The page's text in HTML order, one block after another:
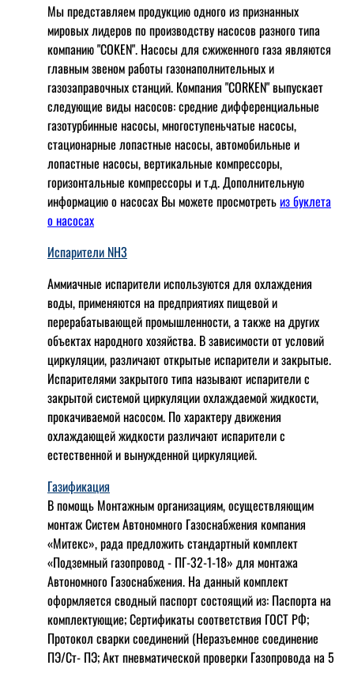
Мы представляем продукцию одного из признанных
мировых лидеров по производству насосов разного типа
компанию "COKEN". Насосы для сжиженного газа являются
главным звеном работы газонаполнительных и
газозаправочных станций. Компания "CORKEN" выпускает
следующие виды насосов: cредние дифференциальные
газотурбинные насосы, многоступеньчатые насосы,
стационарные лопастные насосы, автомобильные и
лопaстные насосы, вертикальные компрессоры,
горизонтальные компрессоры и т.д. Дополнительную
информацию о насосах Вы можете просмотретьиз буклета
о насосах
Испарители NH3
Аммиачные испарители используются для охлаждения
воды, применяются на предприятиях пищевой и
перерабатывающей промышленности, а также на других
объектах народного хозяйства. В зависимости от условий
циркуляции, различают открытые испарители и закрытые.
Испарителями закрытого типа называют испарители с
закрытой системой циркуляции охлаждаемой жидкости,
прокачиваемой насосом. По характеру движения
охлаждающей жидкости различают испарители с
естественной и вынужденной циркуляцией.
Газификация
В помощь Монтажным организациям, осуществляющим
монтаж Систем Автономного Газоснабжения компания
«Митекс», рада предложить стандартный комплект
«Подземный газопровод - ПГ-32-1-18» для монтажа
Автономного Газоснабжения. На данный комплект
оформляется сводный паспорт состоящий из: Паспорта на
комплектующие;Сертификаты соответствия ГОСТ РФ;
Протокол сварки соединений (Неразъемное соединение
ПЭ/Ст- ПЭ;Акт пневматической проверки Газопровода на 5